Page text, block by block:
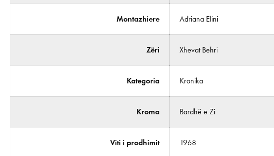
Montazhiere Adriana Elini
Zëri Xhevat Behri
Kategoria Kronika
Kroma Bardhë e Zi
Viti i prodhimit 1968